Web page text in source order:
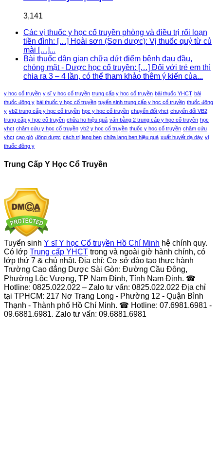
3,141
Các vị thuốc y học cổ truyền phòng và điều trị rối loạn
tiền đình: […] Hoài sơn (Sơn dược): Vị thuốc quý từ củ
mài […]...
Bài thuốc dân gian chữa dứt điểm bệnh đau đầu,
chóng mặt - Dược học cổ truyền: […] Đối với trẻ em thì
chia ra 3 – 4 lần, có thể tham khảo thêm ý kiến của...
y học cổ truyền y sĩ y học cổ truyền trung cấp y học cổ truyền bài thuốc YHCT bài
thuốc đông y bài thuốc y học cổ truyền tuyển sinh trung cấp y học cổ truyền thuốc đông
y vb2 trung cấp y học cổ truyền học y học cổ truyền chuyển đổi yhct chuyển đổi VB2
trung cấp y học cổ truyền chữa ho hiệu quả văn bằng 2 trung cấp y học cổ truyền học
yhct châm cứu y học cổ truyền vb2 y học cổ truyền thuốc y học cổ truyền châm cứu
yhct cạo gió đông dược cách trị lang ben chữa lang ben hiệu quả xuất huyết dạ dày vị
thuốc đông y
Trung Cấp Y Học Cổ Truyền
Tuyển sinh Y sĩ Y học Cổ truyền Hồ Chí Minh hệ chính quy.
Có lớp Trung cấp YHCT trong và ngoài giờ hành chính, có
lớp thứ 7 & chủ nhật. Địa chỉ: Cơ sở đào tạo thực hành
Trường Cao đẳng Dược Sài Gòn: Đường Cầu Đông,
Phường Lộc Vượng, TP Nam Định, Tỉnh Nam Định. ☎
Hotline: 0825.022.022 – Zalo tư vấn: 0825.022.022 Địa chỉ
tại TPHCM: 217 Nơ Trang Long - Phường 12 - Quận Bình
Thạnh - Thành phố Hồ Chí Minh. ☎ Hotline: 07.6981.6981 -
09.6881.6981. Zalo tư vấn: 09.6881.6981